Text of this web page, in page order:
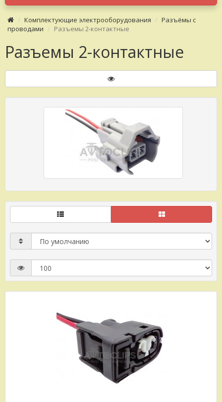
Комплектующие электрооборудования
Разъёмы с
проводами
Разъемы 2-контактные
Разъемы 2-контактные